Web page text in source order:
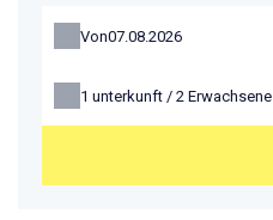
Von
1 unterkunft / 2 Erwachsene